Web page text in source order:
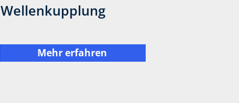
Wellenkupplung
Mehr erfahren